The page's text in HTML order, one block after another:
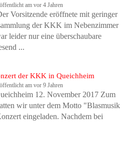
am vor 4 Jahren
Vorsitzende eröffnete mit geringer
der KKK im Nebenzimmer
leider nur eine überschaubare
...
der KKK in Queichheim
am vor 9 Jahren
12. November 2017 Zum
wir unter dem Motto "Blasmusik
eingeladen. Nachdem bei